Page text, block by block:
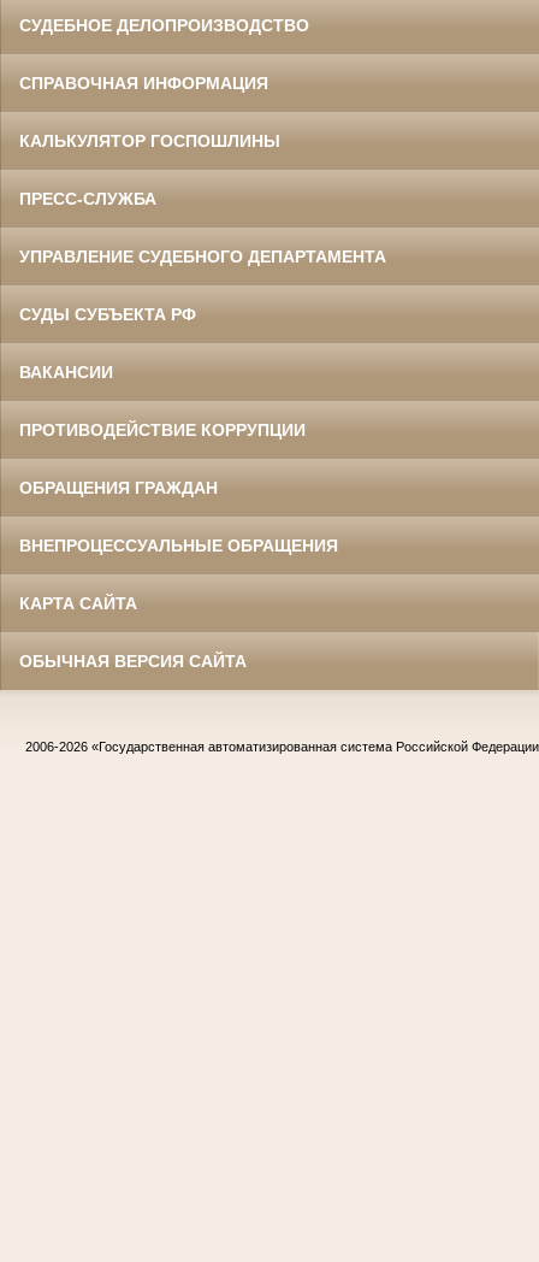
СУДЕБНОЕ ДЕЛОПРОИЗВОДСТВО
СПРАВОЧНАЯ ИНФОРМАЦИЯ
КАЛЬКУЛЯТОР ГОСПОШЛИНЫ
ПРЕСС-СЛУЖБА
УПРАВЛЕНИЕ СУДЕБНОГО ДЕПАРТАМЕНТА
СУДЫ СУБЪЕКТА РФ
ВАКАНСИИ
ПРОТИВОДЕЙСТВИЕ КОРРУПЦИИ
ОБРАЩЕНИЯ ГРАЖДАН
ВНЕПРОЦЕССУАЛЬНЫЕ ОБРАЩЕНИЯ
КАРТА САЙТА
ОБЫЧНАЯ ВЕРСИЯ САЙТА
2006-2026 «Государственная автоматизированная система Российской